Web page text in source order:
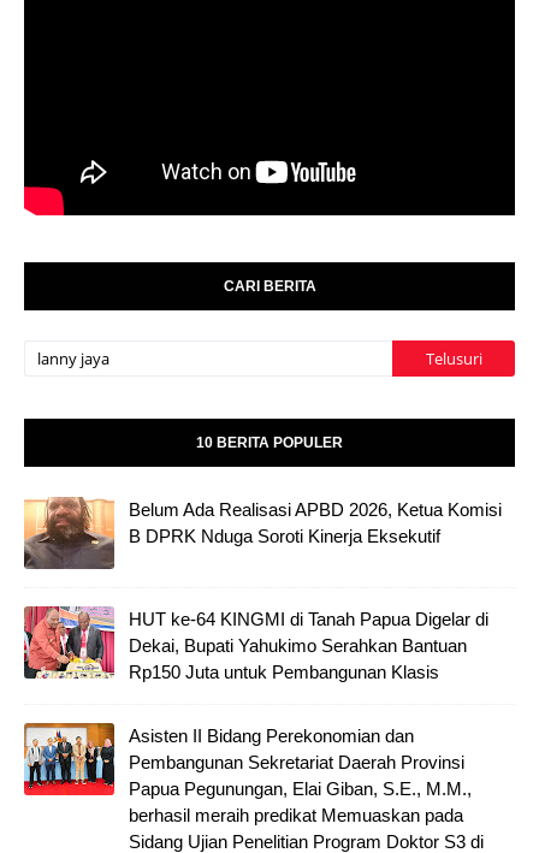
CARI BERITA
10 BERITA POPULER
Belum Ada Realisasi APBD 2026, Ketua Komisi
B DPRK Nduga Soroti Kinerja Eksekutif
HUT ke-64 KINGMI di Tanah Papua Digelar di
Dekai, Bupati Yahukimo Serahkan Bantuan
Rp150 Juta untuk Pembangunan Klasis
Asisten II Bidang Perekonomian dan
Pembangunan Sekretariat Daerah Provinsi
Papua Pegunungan, Elai Giban, S.E., M.M.,
berhasil meraih predikat Memuaskan pada
Sidang Ujian Penelitian Program Doktor S3 di